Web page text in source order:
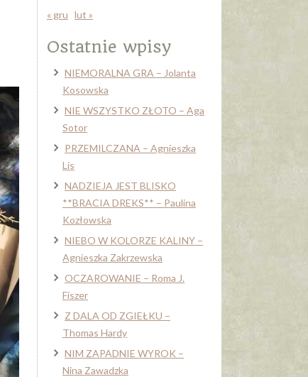
« gru lut »
Ostatnie wpisy
NIEMORALNA GRA – Jolanta
Kosowska
NIE WSZYSTKO ZŁOTO – Aga
Sotor
PRZEMILCZANA – Agnieszka
Lis
NADZIEJA JEST BLISKO
**BRACIA DREKS** – Paulina
Kozłowska
NIEBO W KOLORZE KALINY –
Agnieszka Zakrzewska
OCZAROWANIE – Roma J.
Fiszer
Z DALA OD ZGIEŁKU –
Thomas Hardy
NIM ZAPADNIE WYROK –
Nina Zawadzka